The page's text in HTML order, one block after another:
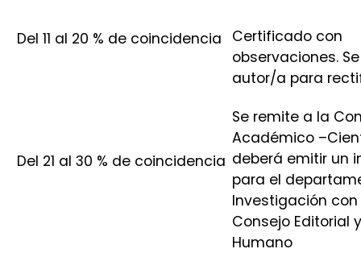
Del 11 al 20 % de coincidencia
Certificado con
observaciones.
autor/a para
Del 21 al 30 % de coincidencia
Se remite a la
Académico
deberá emitir un
para el
Investigación
Consejo Editorial
Humano